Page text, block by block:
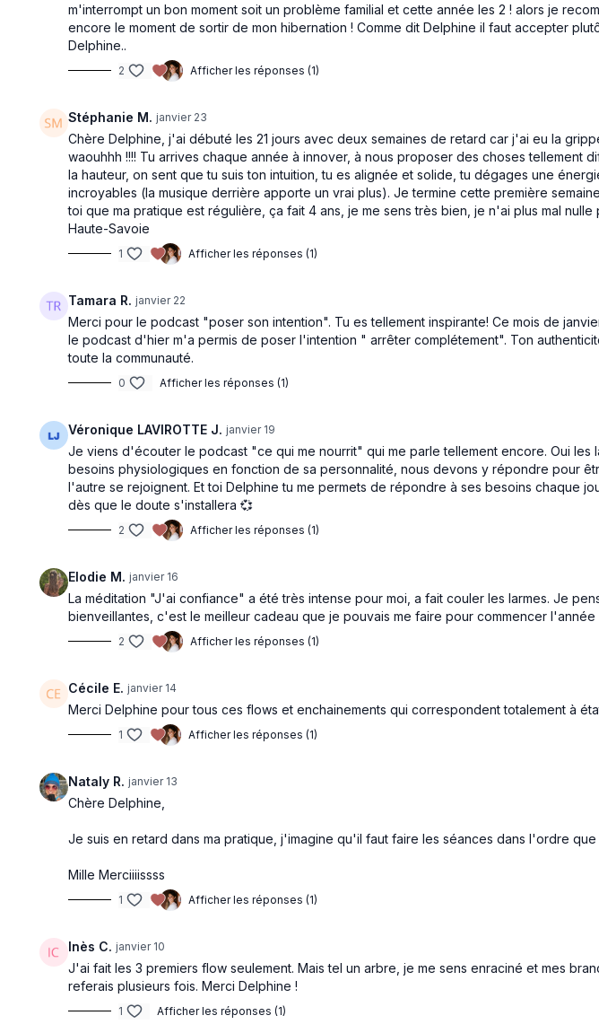
22:34
J'ouvre mon Coeur | Strong Flow
Ce flow est une véritable invitation à libérer
slow flow puis des salutations au soleil
modifiées
12:28
de rétention.
14:32
Aperçu gratuit
Le Langage des Émotions | Podcast
Un épisode de podcast pour changer de
regard sur ses émotions: pour reconstruire
un lien plus doux, plus juste et authentique
Aperçu gratuit
Ce flow t’invite à explorer l’alternance du Yin
et du Yang pour t’aider à trouver un équilibre
J'Écoute mes Besoins | Méditation
reconnecter à toi-même, cultiver
l’authenticité et honorer ce dont tu as
réellement besoin.
16:44
Semaine 3: Clarifier son Intention, l'Esprit en Alignement
Aperçu gratuit
Je suis Aligné | Flow
Un flow qui t'invite à ressentir ton alignement
via une pratique intuitive (en mandala) et
très différente de salutations à la lune.
Aperçu gratuit
Pratique de respiration simple pour aider à
cultiver un espace de calme, d’ancrage, de
26:29
Aperçu gratuit
m'interrompt un bon moment soit un problème familial et cette année les 2 ! alors je
encore le moment de sortir de mon hibernation ! Comme dit Delphine il faut accepter
Delphine..
2 Afficher les réponses (1)
Stéphanie M. janvier 23
Chère Delphine, j'ai débuté les 21 jours avec deux semaines de retard car j'ai eu la
waouhhh !!!! Tu arrives chaque année à innover, à nous proposer des choses tellement
la hauteur, on sent que tu suis ton intuition, tu es alignée et solide, tu dégages une
incroyables (la musique derrière apporte un vrai plus). Je termine cette première
toi que ma pratique est régulière, ça fait 4 ans, je me sens très bien, je n'ai plus mal
Haute-Savoie
1 Afficher les réponses (1)
Tamara R. janvier 22
Merci pour le podcast "poser son intention". Tu es tellement inspirante! Ce mois de
le podcast d'hier m'a permis de poser l'intention " arrêter complétement". Ton
toute la communauté.
0 Afficher les réponses (1)
Véronique LAVIROTTE J. janvier 19
Je viens d'écouter le podcast "ce qui me nourrit" qui me parle tellement encore. Oui
besoins physiologiques en fonction de sa personnalité, nous devons y répondre pour
l'autre se rejoignent. Et toi Delphine tu me permets de répondre à ses besoins chaque
dès que le doute s'installera 💞
2 Afficher les réponses (1)
Elodie M. janvier 16
La méditation "J'ai confiance" a été très intense pour moi, a fait couler les larmes. Je
bienveillantes, c'est le meilleur cadeau que je pouvais me faire pour commencer l'année
2 Afficher les réponses (1)
Cécile E. janvier 14
Merci Delphine pour tous ces flows et enchainements qui correspondent totalement à
1 Afficher les réponses (1)
Nataly R. janvier 13
Chère Delphine,
Je suis en retard dans ma pratique, j'imagine qu'il faut faire les séances dans l'ordre
Mille Merciiiissss
1 Afficher les réponses (1)
Inès C. janvier 10
J'ai fait les 3 premiers flow seulement. Mais tel un arbre, je me sens enraciné et mes
referais plusieurs fois. Merci Delphine !
1 Afficher les réponses (1)